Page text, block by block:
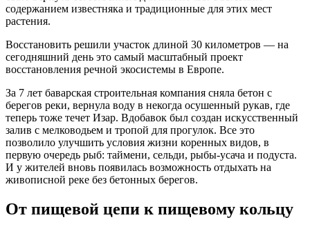
содержанием известняка и традиционные для этих мест
растения.
Восстановить решили участок длиной 30 километров — на
сегодняшний день это самый масштабный проект
восстановления речной экосистемы в Европе.
За 7 лет баварская строительная компания сняла бетон с
берегов реки, вернула воду в некогда осушенный рукав, где
теперь тоже течет Изар. Вдобавок был создан искусственный
залив с мелководьем и тропой для прогулок. Все это
позволило улучшить условия жизни коренных видов, в
первую очередь рыб: таймени, сельди, рыбы-усача и подуста.
И у жителей вновь появилась возможность отдыхать на
живописной реке без бетонных берегов.
От пищевой цепи к пищевому кольцу